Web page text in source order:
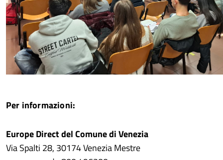
Per informazioni:
Europe Direct del Comune di Venezia
Via Spalti 28, 30174 Venezia Mestre